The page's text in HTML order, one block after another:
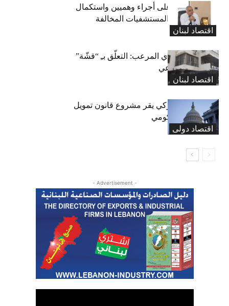
اقتصاد لبنان
كركي: الادّعاء على أجراء وهميين واستكمال
الإجراءات بحق المستشفيات المخالفة
اقتصاد لبنان
المعاش التقاعدي المرعب: التعلّق بـِ “قشّة”
الضمان الاجتماعي
اقتصاد دولی
«الشيوخ» الأميركي يقر مشروع قانون تمويل
لتجنب إغلاق حكومي
- Advertisement -